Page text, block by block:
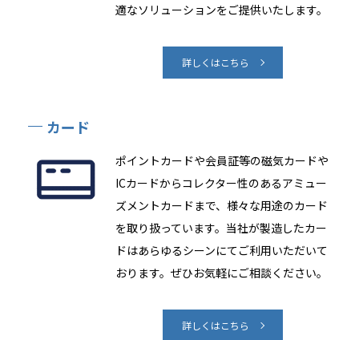
適なソリューションをご提供いたします。
詳しくはこちら
カード
ポイントカードや会員証等の磁気カードや
ICカードからコレクター性のあるアミュー
ズメントカードまで、様々な用途のカード
を取り扱っています。当社が製造したカー
ドはあらゆるシーンにてご利用いただいて
おります。ぜひお気軽にご相談ください。
詳しくはこちら